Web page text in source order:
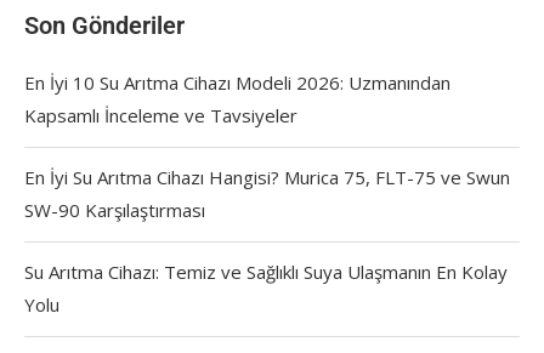
Son Gönderiler
En İyi 10 Su Arıtma Cihazı Modeli 2026: Uzmanından
Kapsamlı İnceleme ve Tavsiyeler
En İyi Su Arıtma Cihazı Hangisi? Murica 75, FLT-75 ve Swun
SW-90 Karşılaştırması
Su Arıtma Cihazı: Temiz ve Sağlıklı Suya Ulaşmanın En Kolay
Yolu